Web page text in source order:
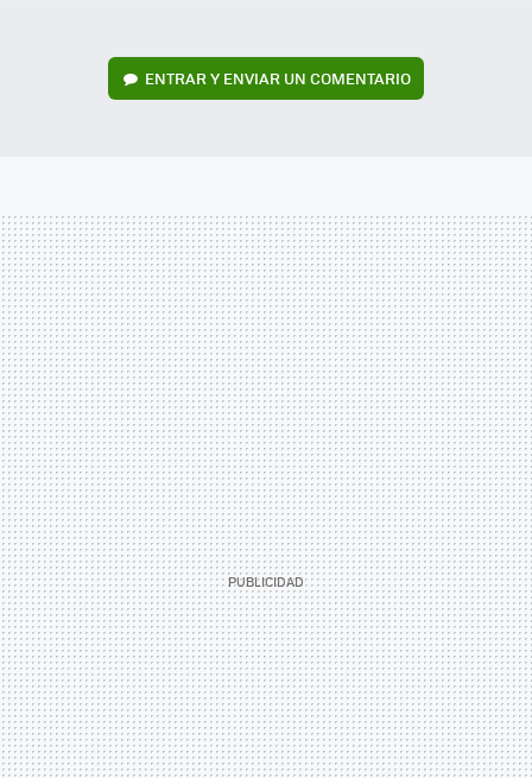
ENTRAR Y ENVIAR UN COMENTARIO